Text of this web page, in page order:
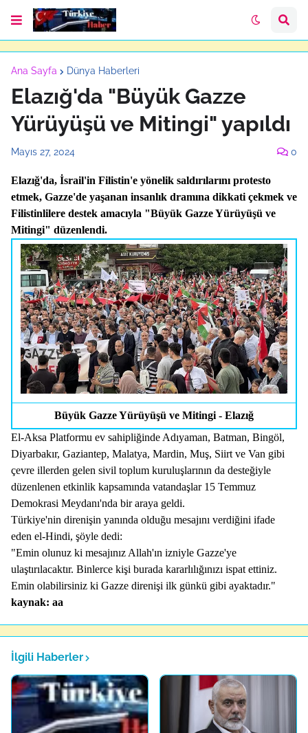
Ana Sayfa Dünya Haberleri
Elazığ'da "Büyük Gazze
Yürüyüşü ve Mitingi" yapıldı
Mayıs 27, 2024 0
Elazığ'da, İsrail'in Filistin'e yönelik saldırılarını protesto
etmek, Gazze'de yaşanan insanlık dramına dikkati çekmek ve
Filistinlilere destek amacıyla "Büyük Gazze Yürüyüşü ve
Mitingi" düzenlendi.
Büyük Gazze Yürüyüşü ve Mitingi - Elazığ
El-Aksa Platformu ev sahipliğinde Adıyaman, Batman, Bingöl,
Diyarbakır, Gaziantep, Malatya, Mardin, Muş, Siirt ve Van gibi
çevre illerden gelen sivil toplum kuruluşlarının da desteğiyle
düzenlenen etkinlik kapsamında vatandaşlar 15 Temmuz
Demokrasi Meydanı'nda bir araya geldi.
Türkiye'nin direnişin yanında olduğu mesajını verdiğini ifade
eden el-Hindi, şöyle dedi:
"Emin olunuz ki mesajınız Allah'ın izniyle Gazze'ye
ulaştırılacaktır. Binlerce kişi burada kararlılığınızı ispat ettiniz.
Emin olabilirsiniz ki Gazze direnişi ilk günkü gibi ayaktadır."
kaynak: aa
İlgili Haberler